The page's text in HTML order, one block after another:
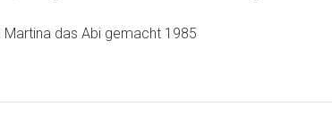
Martina das Abi gemacht 1985